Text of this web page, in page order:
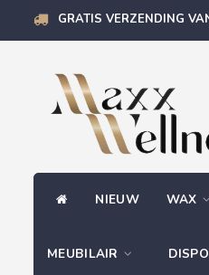
GRATIS VERZENDING
NIEUW WAX
MEUBILAIR